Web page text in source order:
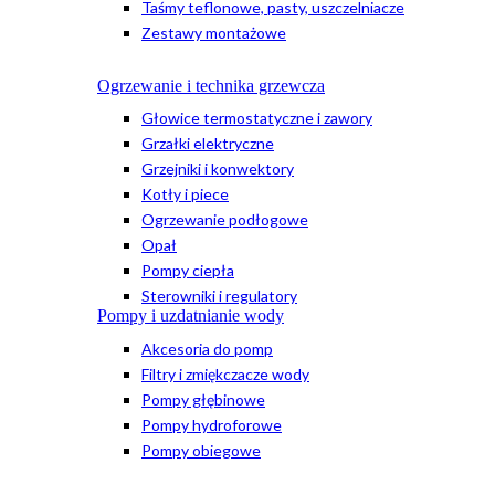
Taśmy teflonowe, pasty, uszczelniacze
Zestawy montażowe
Ogrzewanie i technika grzewcza
Głowice termostatyczne i zawory
Grzałki elektryczne
Grzejniki i konwektory
Kotły i piece
Ogrzewanie podłogowe
Opał
Pompy ciepła
Sterowniki i regulatory
Pompy i uzdatnianie wody
Akcesoria do pomp
Filtry i zmiękczacze wody
Pompy głębinowe
Pompy hydroforowe
Pompy obiegowe